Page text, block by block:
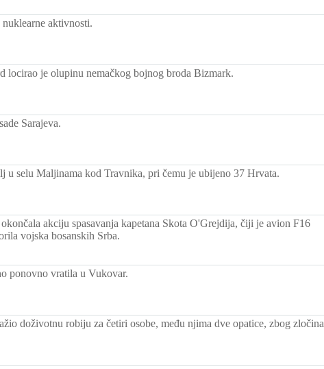
aktivnosti.
locirao je olupinu nemačkog bojnog broda Bizmark.
Sarajeva.
selu Maljinama kod Travnika, pri čemu je ubijeno 37 Hrvata.
akciju spasavanja kapetana Skota O'Grejdija, čiji je avion F16
vojska bosanskih Srba.
ponovno vratila u Vukovar.
doživotnu robiju za četiri osobe, među njima dve opatice, zbog zločina